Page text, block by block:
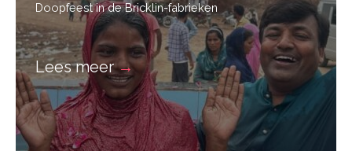
Doopfeest in de Bricklin-fabrieken
Lees meer→